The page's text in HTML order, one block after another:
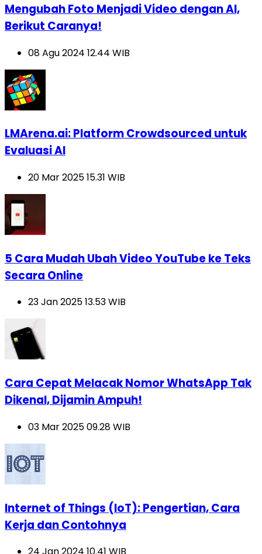
Mengubah Foto Menjadi Video dengan AI,
Berikut Caranya!
08 Agu 2024 12.44 WIB
LMArena.ai: Platform Crowdsourced untuk
Evaluasi AI
20 Mar 2025 15.31 WIB
5 Cara Mudah Ubah Video YouTube ke Teks
Secara Online
23 Jan 2025 13.53 WIB
Cara Cepat Melacak Nomor WhatsApp Tak
Dikenal, Dijamin Ampuh!
03 Mar 2025 09.28 WIB
Internet of Things (IoT): Pengertian, Cara
Kerja dan Contohnya